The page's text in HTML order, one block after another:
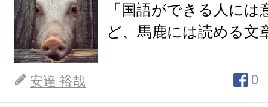
「国語ができる人には
ど、馬鹿には読める文
安達 裕哉 0